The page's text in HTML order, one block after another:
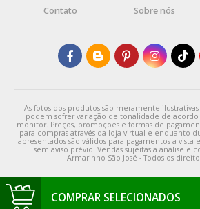
COMPRAR SELECIONADOS
Contato Sobre nós
As fotos dos produtos são meramente
podem sofrer variação de tonalidade de
monitor. Preços, promoções e formas de
para compras através da loja virtual e enquanto
apresentados são válidos para pagamentos a
sem aviso prévio. Vendas sujeitas a análise e
Armarinho São José - Todos os